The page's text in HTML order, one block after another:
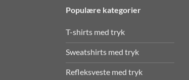
Populære kategorier
T-shirts med tryk
Sweatshirts med tryk
Refleksveste med tryk